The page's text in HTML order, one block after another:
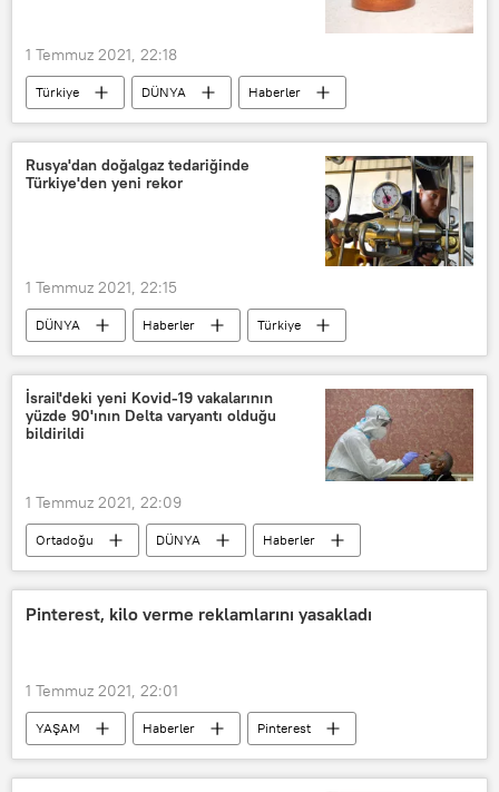
1 Temmuz 2021, 22:18
Türkiye DÜNYA
Haberler
Aile ve Sosyal Hizmetler Bakanlığı
Cinsel istismar
Elmalı davası
Koruma
Mahkeme
Rusya'dan doğalgaz tedariğinde
Türkiye'den yeni rekor
1 Temmuz 2021, 22:15
DÜNYA Haberler
Türkiye
EKONOMİ
Rusya
TÜRKİYE
Doğalgaz
ithalat
Gazprom
Rekor
İsrail'deki yeni Kovid-19 vakalarının
yüzde 90'ının Delta varyantı olduğu
bildirildi
1 Temmuz 2021, 22:09
Ortadoğu DÜNYA
Haberler
KORONAVİRÜS
İsrail
Koronavirüs
Kovid-19
Pinterest, kilo verme reklamlarını yasakladı
1 Temmuz 2021, 22:01
YAŞAM Haberler
Pinterest
Reklam
Kilo verme Yasak